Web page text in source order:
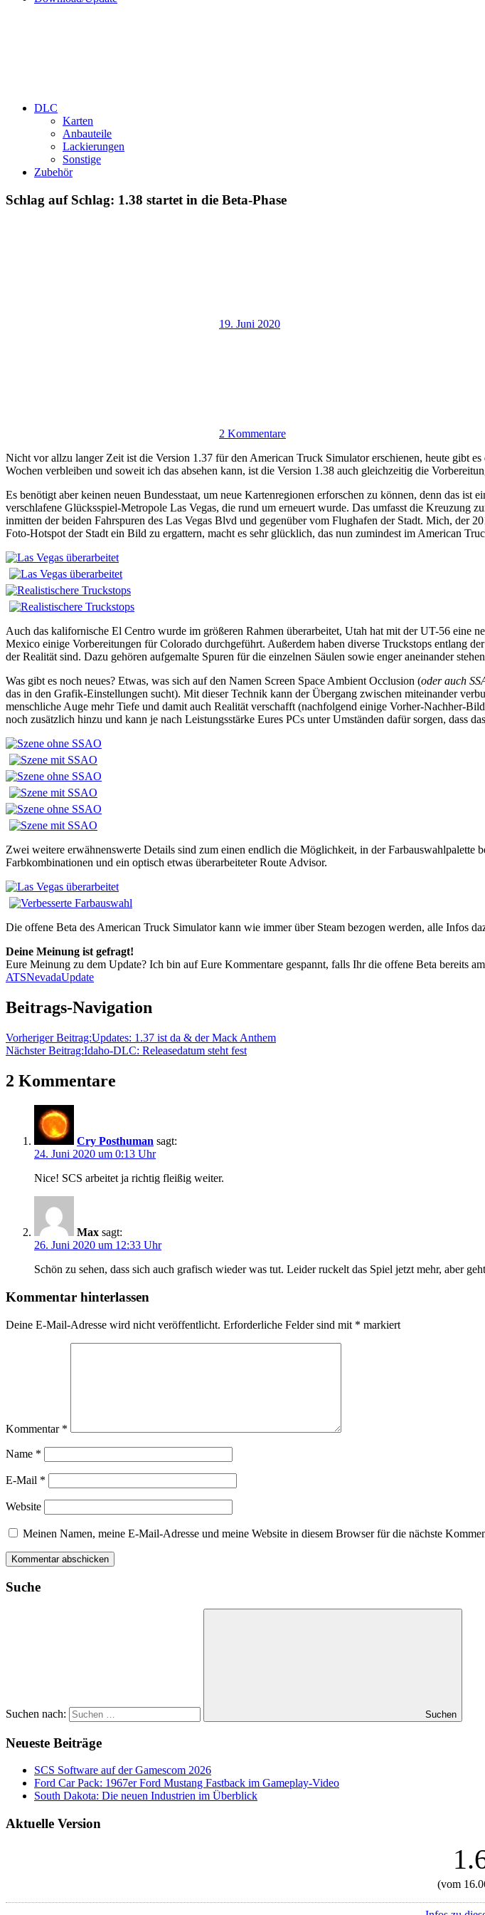
DLC
Karten
Anbauteile
Lackierungen
Sonstige
Zubehör
Schlag auf Schlag: 1.38 startet in die Beta-Phase
19. Juni 2020
2 Kommentare
Nicht vor allzu langer Zeit ist die Version 1.37 für den American Truck Simulator erschienen, heute gibt
Wochen verbleiben und soweit ich das absehen kann, ist die Version 1.38 auch gleichzeitig die
Es benötigt aber keinen neuen Bundesstaat, um neue Kartenregionen erforschen zu können, denn das
verschlafene Glücksspiel-Metropole Las Vegas, die rund um erneuert wurde. Das umfasst die Kreuzung
inmitten der beiden Fahrspuren des Las Vegas Blvd und gegenüber vom Flughafen der Stadt. Mich, der
Foto-Hotspot der Stadt ein Bild zu ergattern, macht es sehr glücklich, das nun zumindest im American
Auch das kalifornische El Centro wurde im größeren Rahmen überarbeitet, Utah hat mit der UT-56 eine
Mexico einige Vorbereitungen für Colorado durchgeführt. Außerdem haben diverse Truckstops entlang
der Realität sind. Dazu gehören aufgemalte Spuren für die einzelnen Säulen sowie enger aneinander
Was gibt es noch neues? Etwas, was sich auf den Namen Screen Space Ambient Occlusion (oder auch
das in den Grafik-Einstellungen sucht). Mit dieser Technik kann der Übergang zwischen miteinander
menschliche Auge mehr Tiefe und damit auch Realität verschafft (nachfolgend einige Vorher-Nachher-
noch zusätzlich hinzu und kann je nach Leistungsstärke Eures PCs unter Umständen dafür sorgen, dass
Zwei weitere erwähnenswerte Details sind zum einen endlich die Möglichkeit, in der
Farbkombinationen und ein optisch etwas überarbeiteter Route Advisor.
Die offene Beta des American Truck Simulator kann wie immer über Steam bezogen werden, alle Infos
Deine Meinung ist gefragt!
Eure Meinung zu dem Update? Ich bin auf Eure Kommentare gespannt, falls Ihr die offene Beta bereits
ATSNevadaUpdate
Beitrags-Navigation
Vorheriger Beitrag:Updates: 1.37 ist da & der Mack Anthem
Nächster Beitrag:Idaho-DLC: Releasedatum steht fest
2 Kommentare
Cry Posthuman sagt:
24. Juni 2020 um 0:13 Uhr
Nice! SCS arbeitet ja richtig fleißig weiter.
Max sagt:
26. Juni 2020 um 12:33 Uhr
Schön zu sehen, dass sich auch grafisch wieder was tut. Leider ruckelt das Spiel jetzt mehr, aber
Kommentar hinterlassen
Deine E-Mail-Adresse wird nicht veröffentlicht. Erforderliche Felder sind mit * markiert
Kommentar *
Name *
E-Mail *
Website
Meinen Namen, meine E-Mail-Adresse und meine Website in diesem Browser für die nächste
Suche
Suchen nach: Suchen
Neueste Beiträge
SCS Software auf der Gamescom 2026
Ford Car Pack: 1967er Ford Mustang Fastback im Gameplay-Video
South Dakota: Die neuen Industrien im Überblick
Aktuelle Version
(vom